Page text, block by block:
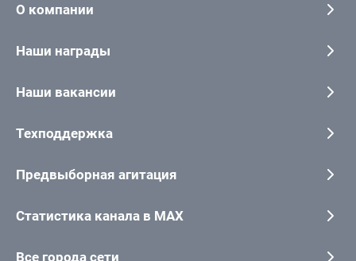
О компании
Наши награды
Наши вакансии
Техподдержка
Предвыборная агитация
Статистика канала в MAX
Все города сети